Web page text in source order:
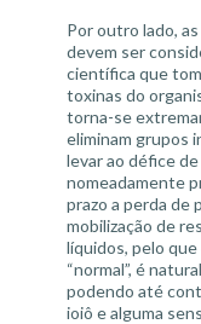
Por outro lado,
devem ser
científica que
toxinas do
torna-se
eliminam grupos
levar ao défice
nomeadamente
prazo a perda de
mobilização de
líquidos, pelo
“normal”, é
podendo até
ioiô e alguma